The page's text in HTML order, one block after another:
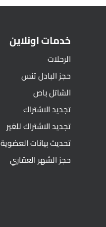
خدمات اونلاين
الرحلات
حجز البادل تنس
الشاتل باص
تجديد الاشتراك
تجديد الاشتراك للغير
تحديث بيانات العضوية
حجز الشهر العقاري